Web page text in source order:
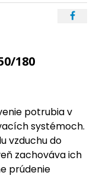
180
potrubia v
systémoch.
vzduchu do
zachováva ich
prúdenie